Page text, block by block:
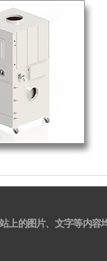
上的图片、文字等内